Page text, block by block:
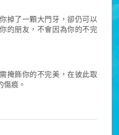
掉了一顆大門牙，卻仍可以
的朋友，不會因為你的不完
掩飾你的不完美，在彼此取
傷痕。